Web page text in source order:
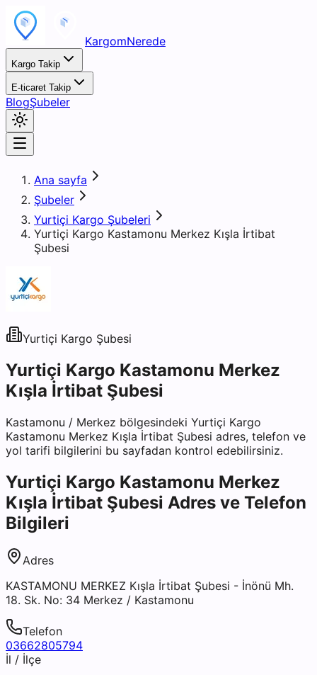
KargomNerede
Kargo Takip
E-ticaret Takip
BlogŞubeler
Ana sayfa
Şubeler
Yurtiçi Kargo Şubeleri
Yurtiçi Kargo Kastamonu Merkez Kışla İrtibat
Şubesi
Yurtiçi Kargo Şubesi
Yurtiçi Kargo Kastamonu Merkez
Kışla İrtibat Şubesi
Kastamonu / Merkez bölgesindeki Yurtiçi Kargo
Kastamonu Merkez Kışla İrtibat Şubesi adres, telefon ve
yol tarifi bilgilerini bu sayfadan kontrol edebilirsiniz.
Yurtiçi Kargo Kastamonu Merkez
Kışla İrtibat Şubesi Adres ve Telefon
Bilgileri
Adres
KASTAMONU MERKEZ Kışla İrtibat Şubesi - İnönü Mh.
18. Sk. No: 34 Merkez / Kastamonu
Telefon
03662805794
İl / İlçe